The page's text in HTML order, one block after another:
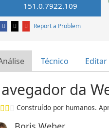
151.0.7922.109
Report a Problem
Técnico Editar
da
Construído por humanos.